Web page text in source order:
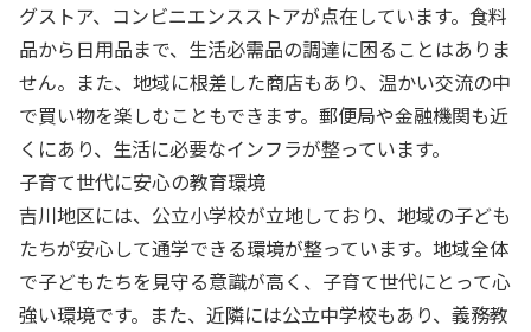
グストア、コンビニエンスストアが点在しています。食料
品から日用品まで、生活必需品の調達に困ることはありま
せん。また、地域に根差した商店もあり、温かい交流の中
で買い物を楽しむこともできます。郵便局や金融機関も近
くにあり、生活に必要なインフラが整っています。
子育て世代に安心の教育環境
吉川地区には、公立小学校が立地しており、地域の子ども
たちが安心して通学できる環境が整っています。地域全体
で子どもたちを見守る意識が高く、子育て世代にとって心
強い環境です。また、近隣には公立中学校もあり、義務教